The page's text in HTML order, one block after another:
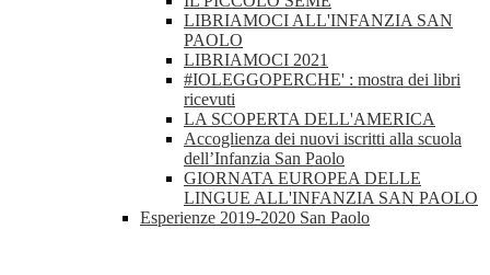
LIBRIAMOCI ALL'INFANZIA SAN
PAOLO
LIBRIAMOCI 2021
#IOLEGGOPERCHE' : mostra dei libri
ricevuti
LA SCOPERTA DELL'AMERICA
Accoglienza dei nuovi iscritti alla scuola
dell’Infanzia San Paolo
GIORNATA EUROPEA DELLE
LINGUE ALL'INFANZIA SAN PAOLO
Esperienze 2019-2020 San Paolo